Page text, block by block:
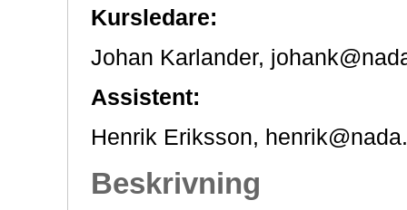
Kursledare:
Johan Karlander,
Assistent:
Henrik Eriksson,
Beskrivning